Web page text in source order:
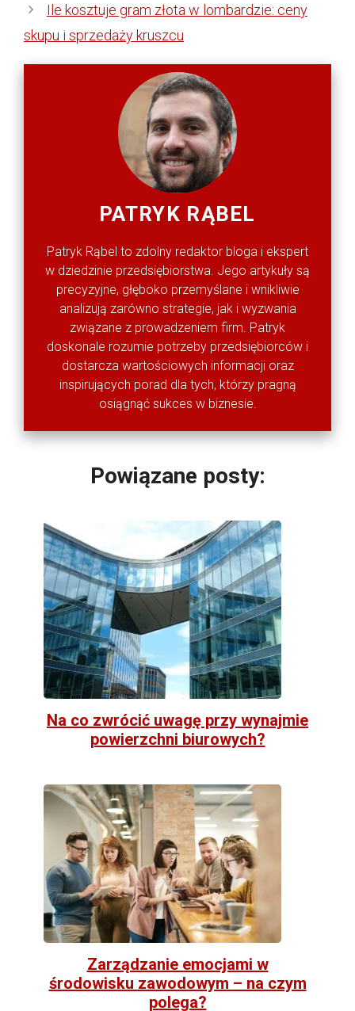
Ile kosztuje gram złota w lombardzie: ceny
skupu i sprzedaży kruszcu
PATRYK RĄBEL
Patryk Rąbel to zdolny redaktor bloga i ekspert
w dziedzinie przedsiębiorstwa. Jego artykuły są
precyzyjne, głęboko przemyślane i wnikliwie
analizują zarówno strategie, jak i wyzwania
związane z prowadzeniem firm. Patryk
doskonale rozumie potrzeby przedsiębiorców i
dostarcza wartościowych informacji oraz
inspirujących porad dla tych, którzy pragną
osiągnąć sukces w biznesie.
Powiązane posty:
Na co zwrócić uwagę przy wynajmie
powierzchni biurowych?
Zarządzanie emocjami w
środowisku zawodowym – na czym
polega?